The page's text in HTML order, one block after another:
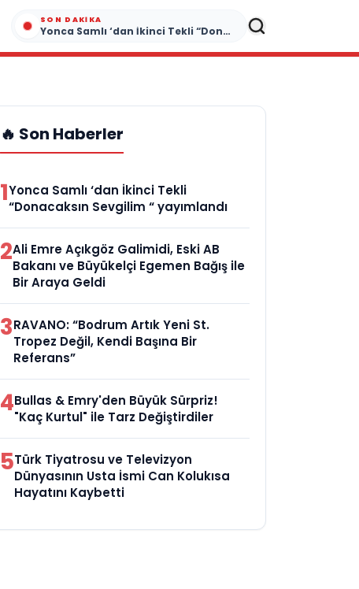
SON DAKIKA
Yonca Samlı ‘dan İkinci Tekli “Donacaksın Sevgilim “ yayımlandı
🔥 Son Haberler
1Yonca Samlı ‘dan İkinci Tekli
“Donacaksın Sevgilim “ yayımlandı
2Ali Emre Açıkgöz Galimidi, Eski AB
Bakanı ve Büyükelçi Egemen Bağış ile
Bir Araya Geldi
3RAVANO: “Bodrum Artık Yeni St.
Tropez Değil, Kendi Başına Bir
Referans”
4Bullas & Emry'den Büyük Sürpriz!
"Kaç Kurtul" ile Tarz Değiştirdiler
5Türk Tiyatrosu ve Televizyon
Dünyasının Usta İsmi Can Kolukısa
Hayatını Kaybetti